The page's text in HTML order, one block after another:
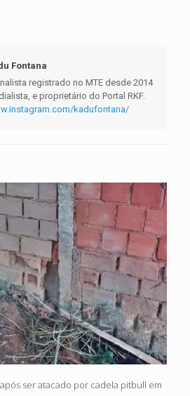
Fontana
registrado no MTE desde 2014
e proprietário do Portal RKF.
kadufontana/
ser atacado por cadela pitbull em